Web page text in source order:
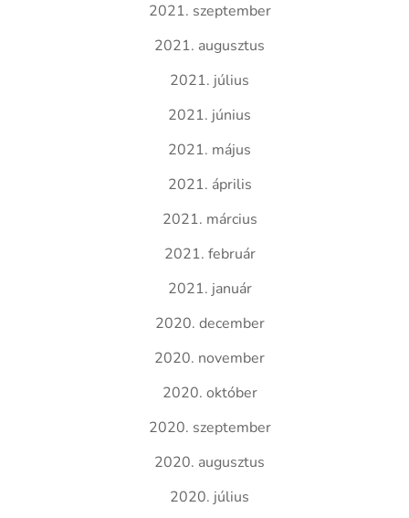
2021. szeptember
2021. augusztus
2021. július
2021. június
2021. május
2021. április
2021. március
2021. február
2021. január
2020. december
2020. november
2020. október
2020. szeptember
2020. augusztus
2020. július